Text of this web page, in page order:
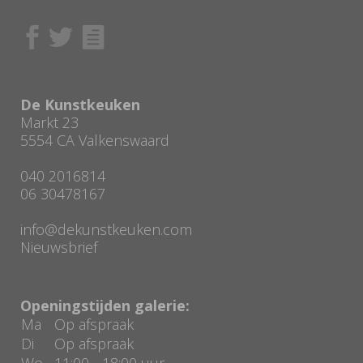
De Kunstkeuken
Markt 23
5554 CA Valkenswaard
040 2016814
06 30478167
info@dekunstkeuken.com
Nieuwsbrief
Openingstijden galerie:
Ma
Op afspraak
Di
Op afspraak